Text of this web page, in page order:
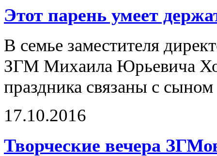
Этот парень умеет
В семье заместителя
ЗГМ Михаила Юрьевича
праздника связаны с
17.10.2016
Творческие вечера